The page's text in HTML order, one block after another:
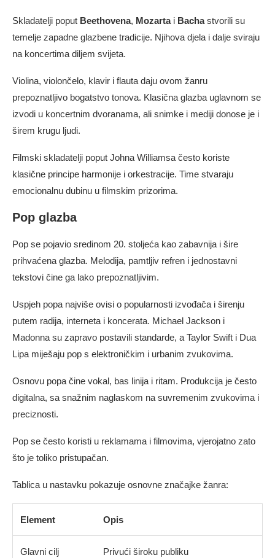
Skladatelji poput Beethovena, Mozartai Bachastvorili su
temelje zapadne glazbene tradicije. Njihova djela i dalje sviraju
na koncertima diljem svijeta.
Violina, violončelo, klavir i flauta daju ovom žanru
prepoznatljivo bogatstvo tonova. Klasična glazba uglavnom se
izvodi u koncertnim dvoranama, ali snimke i mediji donose je i
širem krugu ljudi.
Filmski skladatelji poput Johna Williamsa često koriste
klasične principe harmonije i orkestracije. Time stvaraju
emocionalnu dubinu u filmskim prizorima.
Pop glazba
Pop se pojavio sredinom 20. stoljeća kao zabavnija i šire
prihvaćena glazba. Melodija, pamtljiv refren i jednostavni
tekstovi čine ga lako prepoznatljivim.
Uspjeh popa najviše ovisi o popularnosti izvođača i širenju
putem radija, interneta i koncerata. Michael Jackson i
Madonna su zapravo postavili standarde, a Taylor Swift i Dua
Lipa miješaju pop s elektroničkim i urbanim zvukovima.
Osnovu popa čine vokal, bas linija i ritam. Produkcija je često
digitalna, sa snažnim naglaskom na suvremenim zvukovima i
preciznosti.
Pop se često koristi u reklamama i filmovima, vjerojatno zato
što je toliko pristupačan.
Tablica u nastavku pokazuje osnovne značajke žanra:
Element Opis
Glavni cilj Privući široku publiku